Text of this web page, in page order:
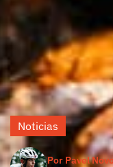
Por Pavel
Noticias